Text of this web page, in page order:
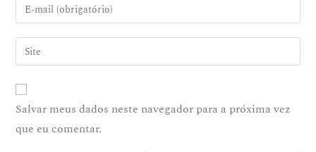
Salvar meus dados neste navegador para a próxima vez
que eu comentar.